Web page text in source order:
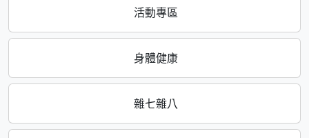
活動專區
身體健康
雜七雜八